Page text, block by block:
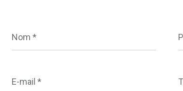
*
*
mail
*
*